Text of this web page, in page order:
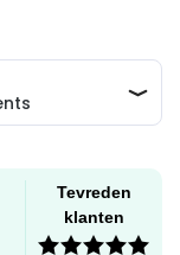
Tevreden
klanten